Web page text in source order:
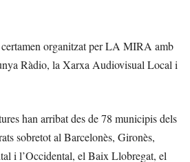
organitzat per LA MIRA amb
Ràdio, la Xarxa Audiovisual Local i
han arribat des de 78 municipis dels
sobretot al Barcelonès, Gironès,
i l’Occidental, el Baix Llobregat, el